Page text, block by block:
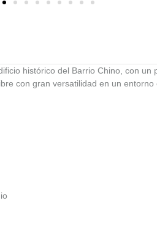
histórico del Barrio Chino, con
con gran versatilidad en un entorno